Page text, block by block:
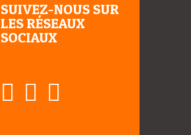
SUIVEZ-NOUS SUR
LES RÉSEAUX
SOCIAUX